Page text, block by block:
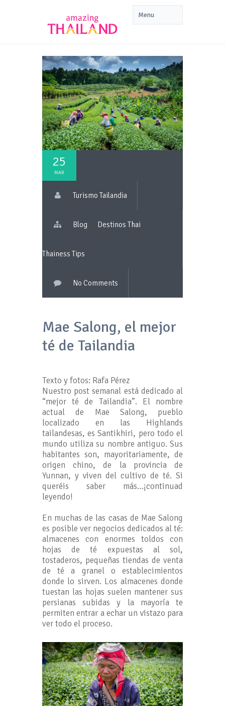
25
MAR
Turismo Tailandia
Blog Destinos Thai
Thainess Tips
No Comments
Mae Salong, el mejor
té de Tailandia
Texto y fotos: Rafa Pérez
Nuestro post semanal está dedicado al
“mejor té de Tailandia”. El nombre
actual de Mae Salong, pueblo
localizado en las Highlands
tailandesas, es Santikhiri, pero todo el
mundo utiliza su nombre antiguo. Sus
habitantes son, mayoritariamente, de
origen chino, de la provincia de
Yunnan, y viven del cultivo de té. Si
queréis saber más…¡continuad
leyendo!
En muchas de las casas de Mae Salong
es posible ver negocios dedicados al té:
almacenes con enormes toldos con
hojas de té expuestas al sol,
tostaderos, pequeñas tiendas de venta
de té a granel o establecimientos
donde lo sirven. Los almacenes donde
tuestan las hojas suelen mantener sus
persianas subidas y la mayoría te
permiten entrar a echar un vistazo para
ver todo el proceso.